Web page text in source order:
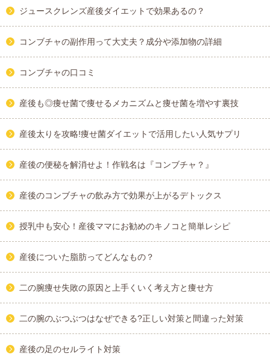
ジュースクレンズ産後ダイエットで効果あるの？
コンブチャの副作用って大丈夫？成分や添加物の詳細
コンブチャの口コミ
産後も◎痩せ菌で痩せるメカニズムと痩せ菌を増やす裏技
産後太りを攻略!痩せ菌ダイエットで活用したい人気サプリ
産後の便秘を解消せよ！作戦名は『コンブチャ？』
産後のコンブチャの飲み方で効果が上がるデトックス
授乳中も安心！産後ママにお勧めのキノコと簡単レシピ
産後についた脂肪ってどんなもの？
二の腕痩せ失敗の原因と上手くいく考え方と痩せ方
二の腕のぶつぶつはなぜできる?正しい対策と間違った対策
産後の足のセルライト対策